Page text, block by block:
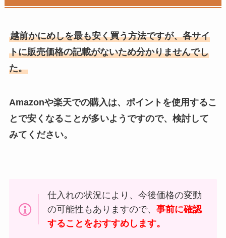
越前かにめしを最も安く買う方法ですが、各サイ
トに販売価格の記載がないため分かりませんでし
た。
Amazonや楽天での購入は、ポイントを使用するこ
とで安くなることが多いようですので、検討して
みてください。
仕入れの状況により、今後価格の変動
の可能性もありますので、事前に確認
することをおすすめします。